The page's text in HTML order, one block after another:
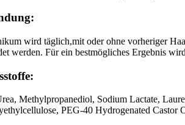
wird täglich,mit oder ohne vorheriger
werden. Für ein bestmögliches Ergebnis
Methylpropanediol, Sodium Lactate,
PEG-40 Hydrogenated Castor